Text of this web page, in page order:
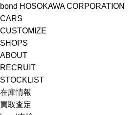
bond HOSOKAWA CORPORATION
CARS
CUSTOMIZE
SHOPS
ABOUT
RECRUIT
STOCKLIST
在庫情報
買取査定